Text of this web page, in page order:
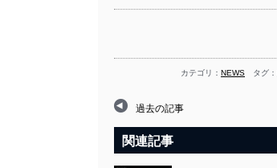
カテゴリ： NEWS タグ：
過去の記事
関連記事